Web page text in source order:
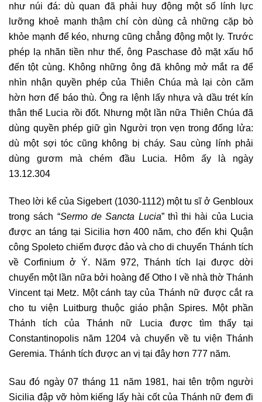
như núi đá: dù quan đã phải huy động một số lính lực
lưỡng khoẻ mạnh thậm chí còn dùng cả những cặp bò
khỏe mạnh để kéo, nhưng cũng chẳng động một ly. Trước
phép lạ nhãn tiền như thế, ông Paschase đỏ mặt xấu hổ
đến tột cùng. Không những ông đã không mở mắt ra để
nhìn nhận quyền phép của Thiên Chúa mà lại còn căm
hờn hơn để báo thù. Ông ra lệnh lấy nhựa và dầu trét kín
thân thể Lucia rồi đốt. Nhưng một lần nữa Thiên Chúa đã
dùng quyền phép giữ gìn Người trọn vẹn trong đống lửa:
dù một sợi tóc cũng không bị cháy. Sau cùng lính phải
dùng gươm mà chém đầu Lucia. Hôm ấy là ngày
13.12.304
Theo lời kể của Sigebert (1030-1112) một tu sĩ ở Genbloux
trong sách “Sermo de Sancta Lucia” thì thi hài của Lucia
được an táng tại Sicilia hơn 400 năm, cho đến khi Quận
công Spoleto chiếm được đảo và cho di chuyển Thánh tích
về Corfinium ở Ý. Năm 972, Thánh tích lại được dời
chuyển một lần nữa bởi hoàng đế Otho I về nhà thờ Thánh
Vincent tại Metz. Một cánh tay của Thánh nữ được cắt ra
cho tu viện Luitburg thuộc giáo phận Spires. Một phần
Thánh tích của Thánh nữ Lucia được tìm thấy tại
Constantinopolis năm 1204 và chuyển về tu viện Thánh
Geremia. Thánh tích được an vị tại đây hơn 777 năm.
Sau đó ngày 07 tháng 11 năm 1981, hai tên trộm người
Sicilia đập vỡ hòm kiếng lấy hài cốt của Thánh nữ đem đi